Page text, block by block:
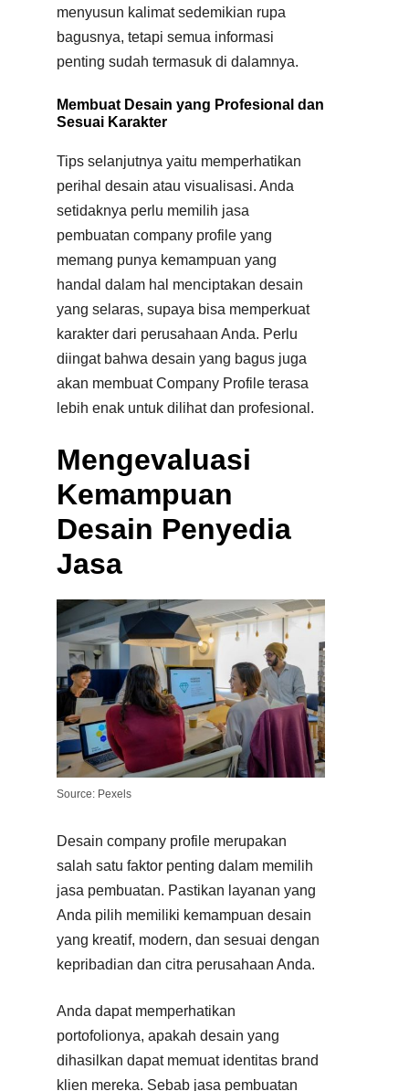
menyusun kalimat sedemikian rupa
bagusnya, tetapi semua informasi
penting sudah termasuk di dalamnya.
Membuat Desain yang Profesional dan
Sesuai Karakter
Tips selanjutnya yaitu memperhatikan
perihal desain atau visualisasi. Anda
setidaknya perlu memilih jasa
pembuatan company profile yang
memang punya kemampuan yang
handal dalam hal menciptakan desain
yang selaras, supaya bisa memperkuat
karakter dari perusahaan Anda. Perlu
diingat bahwa desain yang bagus juga
akan membuat Company Profile terasa
lebih enak untuk dilihat dan profesional.
Mengevaluasi
Kemampuan
Desain Penyedia
Jasa
Source: Pexels
Desain company profile merupakan
salah satu faktor penting dalam memilih
jasa pembuatan. Pastikan layanan yang
Anda pilih memiliki kemampuan desain
yang kreatif, modern, dan sesuai dengan
kepribadian dan citra perusahaan Anda.
Anda dapat memperhatikan
portofolionya, apakah desain yang
dihasilkan dapat memuat identitas brand
klien mereka. Sebab jasa pembuatan